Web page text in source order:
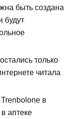
быть создана
будут
только
читала
в
аптеке